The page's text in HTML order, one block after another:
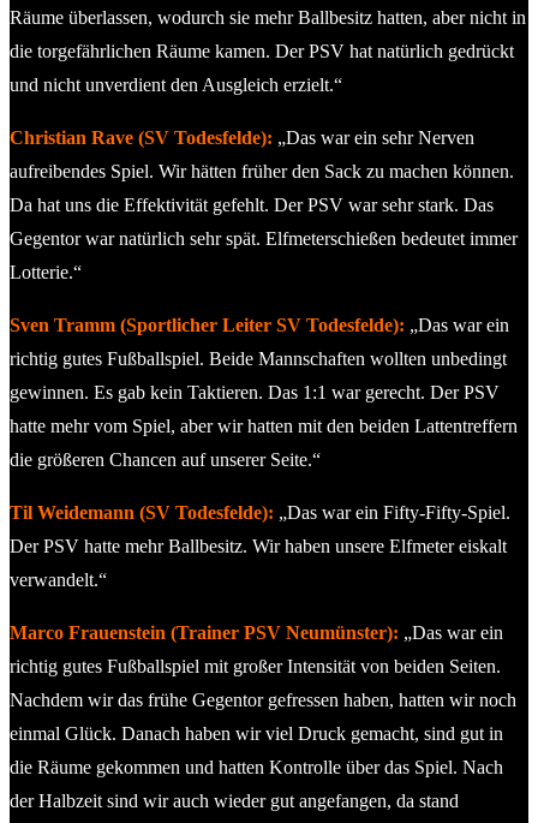
Räume überlassen, wodurch sie mehr Ballbesitz hatten, aber nicht in
die torgefährlichen Räume kamen. Der PSV hat natürlich gedrückt
und nicht unverdient den Ausgleich erzielt.“
Christian Rave (SV Todesfelde): „Das war ein sehr Nerven
aufreibendes Spiel. Wir hätten früher den Sack zu machen können.
Da hat uns die Effektivität gefehlt. Der PSV war sehr stark. Das
Gegentor war natürlich sehr spät. Elfmeterschießen bedeutet immer
Lotterie.“
Sven Tramm (Sportlicher Leiter SV Todesfelde): „Das war ein
richtig gutes Fußballspiel. Beide Mannschaften wollten unbedingt
gewinnen. Es gab kein Taktieren. Das 1:1 war gerecht. Der PSV
hatte mehr vom Spiel, aber wir hatten mit den beiden Lattentreffern
die größeren Chancen auf unserer Seite.“
Til Weidemann (SV Todesfelde): „Das war ein Fifty-Fifty-Spiel.
Der PSV hatte mehr Ballbesitz. Wir haben unsere Elfmeter eiskalt
verwandelt.“
Marco Frauenstein (Trainer PSV Neumünster): „Das war ein
richtig gutes Fußballspiel mit großer Intensität von beiden Seiten.
Nachdem wir das frühe Gegentor gefressen haben, hatten wir noch
einmal Glück. Danach haben wir viel Druck gemacht, sind gut in
die Räume gekommen und hatten Kontrolle über das Spiel. Nach
der Halbzeit sind wir auch wieder gut angefangen, da stand